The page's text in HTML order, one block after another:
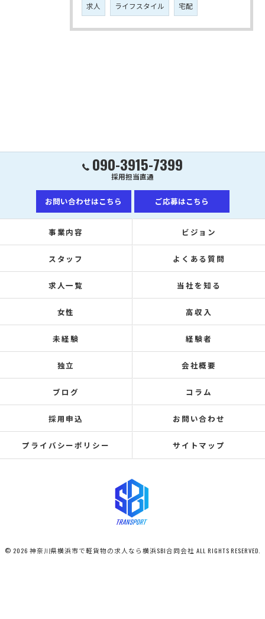
求人 ライフスタイル 宅配
090-3915-7399
採用担当直通
お問い合わせはこちら ご応募はこちら
事業内容 ビジョン
スタッフ よくある質問
求人一覧 当社を知る
女性 高収入
未経験 経験者
独立 会社概要
ブログ コラム
採用申込 お問い合わせ
プライバシーポリシー サイトマップ
© 2026 神奈川県横浜市で軽貨物の求人なら横浜SBI合同会社 ALL RIGHTS RESERVED.